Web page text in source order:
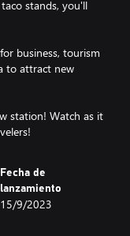
stands, you'll
business, tourism
to attract new
station! Watch as it
Fecha de
lanzamiento
15/9/2023